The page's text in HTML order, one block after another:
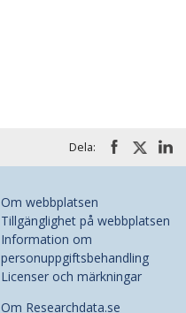
Dela:
Om webbplatsen
Tillgänglighet på webbplatsen
Information om
personuppgiftsbehandling
Licenser och märkningar
Om Researchdata.se